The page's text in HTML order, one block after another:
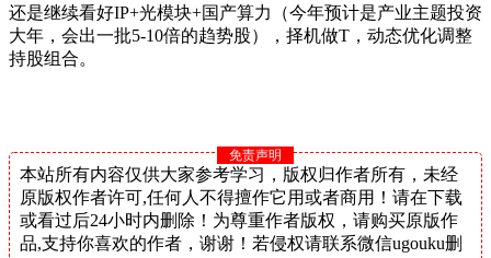
还是继续看好IP+光模块+国产算力（今年预计是产业主题投资
大年，会出一批5-10倍的趋势股），择机做T，动态优化调整
持股组合。
免责声明
本站所有内容仅供大家参考学习，版权归作者所有，未经
原版权作者许可,任何人不得擅作它用或者商用！请在下载
或看过后24小时内删除！为尊重作者版权，请购买原版作
品,支持你喜欢的作者，谢谢！若侵权请联系微信ugouku删